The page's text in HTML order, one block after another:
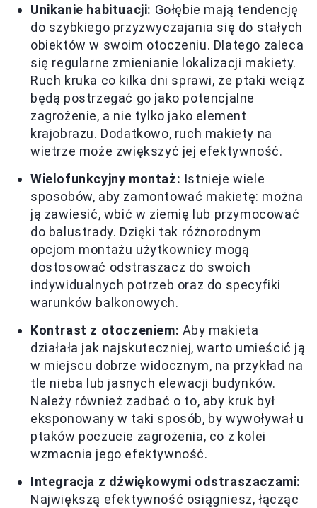
Unikanie habituacji: Gołębie mają tendencję
do szybkiego przyzwyczajania się do stałych
obiektów w swoim otoczeniu. Dlatego zaleca
się regularne zmienianie lokalizacji makiety.
Ruch kruka co kilka dni sprawi, że ptaki wciąż
będą postrzegać go jako potencjalne
zagrożenie, a nie tylko jako element
krajobrazu. Dodatkowo, ruch makiety na
wietrze może zwiększyć jej efektywność.
Wielofunkcyjny montaż: Istnieje wiele
sposobów, aby zamontować makietę: można
ją zawiesić, wbić w ziemię lub przymocować
do balustrady. Dzięki tak różnorodnym
opcjom montażu użytkownicy mogą
dostosować odstraszacz do swoich
indywidualnych potrzeb oraz do specyfiki
warunków balkonowych.
Kontrast z otoczeniem: Aby makieta
działała jak najskuteczniej, warto umieścić ją
w miejscu dobrze widocznym, na przykład na
tle nieba lub jasnych elewacji budynków.
Należy również zadbać o to, aby kruk był
eksponowany w taki sposób, by wywoływał u
ptaków poczucie zagrożenia, co z kolei
wzmacnia jego efektywność.
Integracja z dźwiękowymi odstraszaczami:
Największą efektywność osiągniesz, łącząc